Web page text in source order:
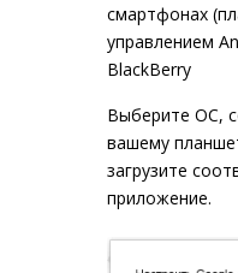
смартфонах
управлением
BlackBerry
Выберите ОС,
вашему
загрузите
приложение.